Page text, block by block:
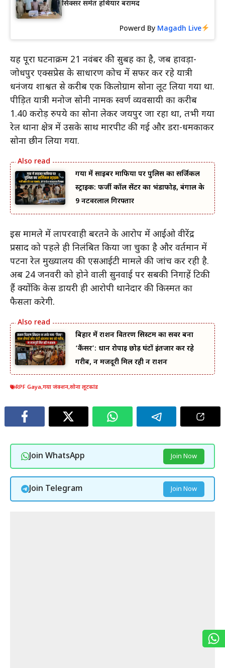
सिक्सर समेत हथियार बरामद
Powerd By Magadh Live
यह पूरा घटनाक्रम 21 नवंबर की सुबह का है, जब हावड़ा-
जोधपुर एक्सप्रेस के साधारण कोच में सफर कर रहे यात्री
धनंजय शाश्वत से करीब एक किलोग्राम सोना लूट लिया गया था.
पीड़ित यात्री मनोज सोनी नामक स्वर्ण व्यवसायी का करीब
1.40 करोड़ रुपये का सोना लेकर जयपुर जा रहा था, तभी गया
रेल थाना क्षेत्र में उसके साथ मारपीट की गई और डरा-धमकाकर
सोना छीन लिया गया.
गया में साइबर माफिया पर पुलिस का सर्जिकल
स्ट्राइक: फर्जी कॉल सेंटर का भंडाफोड़, बंगाल के
9 नटवरलाल गिरफ्तार
इस मामले में लापरवाही बरतने के आरोप में आईओ वीरेंद्र
प्रसाद को पहले ही निलंबित किया जा चुका है और वर्तमान में
पटना रेल मुख्यालय की एसआईटी मामले की जांच कर रही है.
अब 24 जनवरी को होने वाली सुनवाई पर सबकी निगाहें टिकी
हैं क्योंकि केस डायरी ही आरोपी थानेदार की किस्मत का
फैसला करेगी.
बिहार में राशन वितरण सिस्टम का सर्वर बना
‘कैंसर’: धान रोपाई छोड़ घंटों इंतजार कर रहे
गरीब, न मजदूरी मिल रही न राशन
RPF Gaya,गया जंक्शन,सोना लूटकांड
Join WhatsApp Join Now
Join Telegram Join Now